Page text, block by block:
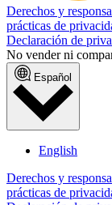
Derechos y
prácticas de
Declaración de
No vender ni
Español
English
Derechos y
prácticas de